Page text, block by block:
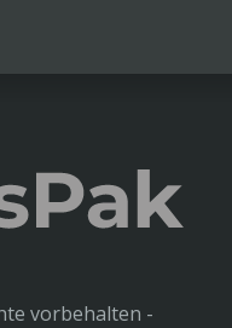
vorbehalten -